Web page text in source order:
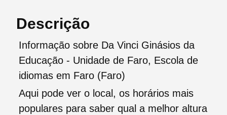
Descrição
Informação sobre Da Vinci Ginásios da
Educação - Unidade de Faro, Escola de
idiomas em Faro (Faro)
Aqui pode ver o local, os horários mais
populares para saber qual a melhor altura